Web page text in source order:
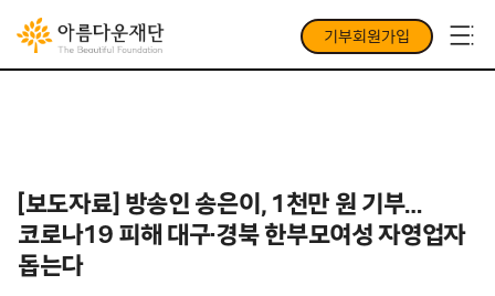
기부회원가입
[보도자료] 방송인 송은이, 1천만 원 기부…
코로나19 피해 대구·경북 한부모여성 자영업자
돕는다